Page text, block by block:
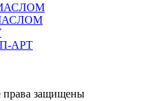
АРТ
права защищены